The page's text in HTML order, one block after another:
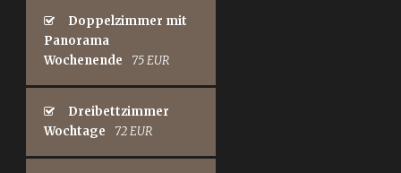
Doppelzimmer mit
Panorama
Wochenende
75 EUR
Dreibettzimmer
Wochtage
72 EUR